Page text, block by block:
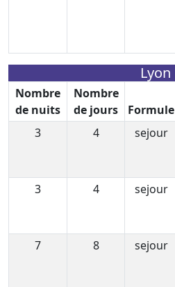
Lyon
Nombre
de nuits
Nombre
de jours
Formule
3
4 sejour
3
4 sejour
7
8 sejour